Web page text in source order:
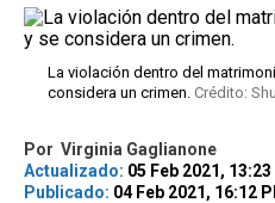
La violación dentro del
considera un crimen. Crédito:
Por Virginia Gaglianone
Actualizado: 05 Feb 2021,
Publicado: 04 Feb 2021, 16:12